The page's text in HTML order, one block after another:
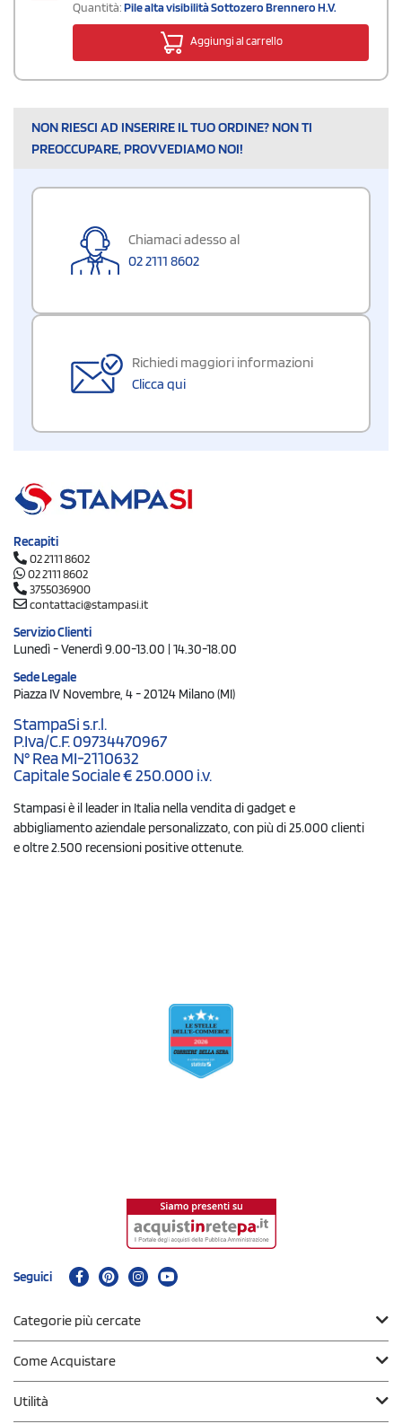
Quantità:Pile alta visibilità Sottozero Brennero H.V.
Aggiungi al carrello
NON RIESCI AD INSERIRE IL TUO ORDINE? NON TI
PREOCCUPARE, PROVVEDIAMO NOI!
Chiamaci adesso al
02 2111 8602
Richiedi maggiori informazioni
Clicca qui
Recapiti
02 2111 8602
02 2111 8602
3755036900
contattaci@stampasi.it
Servizio Clienti
Lunedì - Venerdì 9.00-13.00 | 14.30-18.00
Sede Legale
Piazza IV Novembre, 4 - 20124 Milano (MI)
StampaSi s.r.l.
P.Iva/C.F. 09734470967
N° Rea MI-2110632
Capitale Sociale € 250.000 i.v.
Stampasi è il leader in Italia nella vendita di gadget e
abbigliamento aziendale personalizzato, con più di 25.000 clienti
e oltre 2.500 recensioni positive ottenute.
Seguici
Categorie più cercate
Come Acquistare
Utilità